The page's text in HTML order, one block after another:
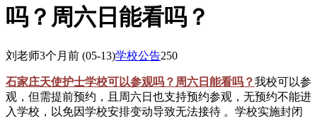
吗？周六日能看吗？
刘老师3个月前 (05-13)学校公告250
石家庄天使护士学校可以参观吗？周六日能看吗？我校可以参
观，但需提前预约，且周六日也支持预约参观‌，无预约不能进
入学校，以免因学校安排变动导致无法接待 ‌‌。学校实施封闭